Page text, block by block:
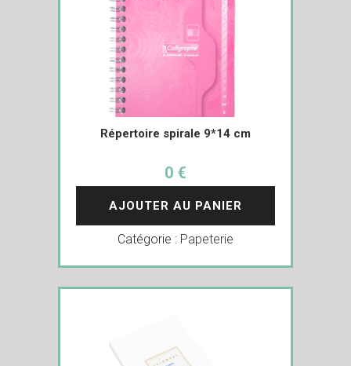
Répertoire spirale 9*14 cm
0 €
AJOUTER AU PANIER
Catégorie : Papeterie